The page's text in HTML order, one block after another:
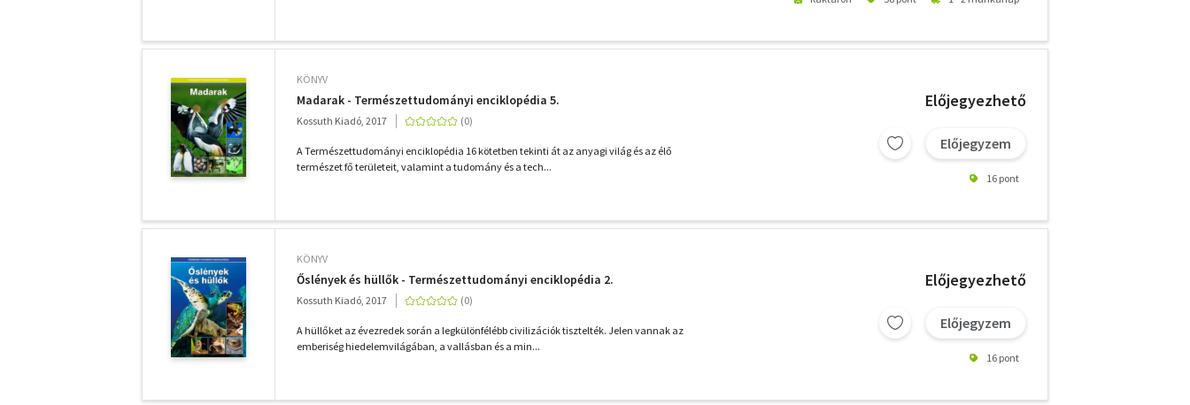
KÖNYV
Madarak - Természettudományi enciklopédia 5.
Kossuth Kiadó, 2017
A Természettudományi enciklopédia 16 kötetben tekinti át az anyagi világ és az élő
természet fő területeit, valamint a tudomány és a tech...
Előjegyezhető
Előjegyzem
16 pont
KÖNYV
Őslények és hüllők - Természettudományi enciklopédia 2.
Kossuth Kiadó, 2017
A hüllőket az évezredek során a legkülönfélébb civilizációk tisztelték. Jelen vannak az
emberiség hiedelemvilágában, a vallásban és a min...
Előjegyezhető
Előjegyzem
16 pont